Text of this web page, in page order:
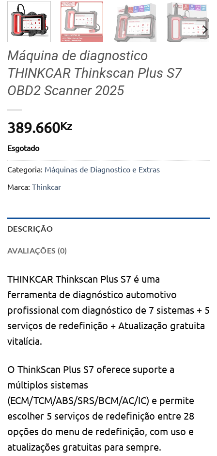
Máquina de diagnostico
THINKCAR Thinkscan Plus S7
OBD2 Scanner 2025
389.660Kz
Esgotado
Categoria: Máquinas de Diagnostico e Extras
Marca: Thinkcar
DESCRIÇÃO
AVALIAÇÕES (0)
THINKCAR Thinkscan Plus S7 é uma
ferramenta de diagnóstico automotivo
profissional com diagnóstico de 7 sistemas + 5
serviços de redefinição + Atualização gratuita
vitalícia.
O ThinkScan Plus S7 oferece suporte a
múltiplos sistemas
(ECM/TCM/ABS/SRS/BCM/AC/IC) e permite
escolher 5 serviços de redefinição entre 28
opções do menu de redefinição, com uso e
atualizações gratuitas para sempre.